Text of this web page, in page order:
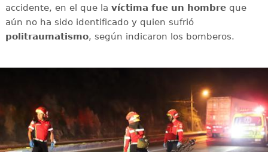
accidente, en el que la víctima fue un hombreque
aún no ha sido identificado y quien sufrió
politraumatismo, según indicaron los bomberos.